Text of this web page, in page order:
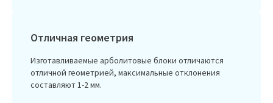
Отличная геометрия
Изготавливаемые арболитовые блоки отличаются
отличной геометрией, максимальные отклонения
составляют 1-2 мм.